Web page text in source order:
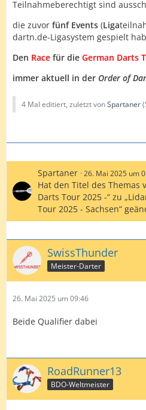
Teilnahmeberechtigt sind
die zuvor fünf Events (Liga
dartn.de-Ligasystem gespielt
Den Race für die German Darts
immer aktuell in der Order of
4 Mal editiert, zuletzt vonSpartaner(
Spartaner 26. Mai 2025 um
Hat den Titel des Themas
Darts Tour 2025 -“ zu
Tour 2025 - Sachsen“
SwissThunder
Meister-Darter
26. Mai 2025 um 09:46
Beide Qualifier dabei
RoadRunner13
BDO-Weltmeister